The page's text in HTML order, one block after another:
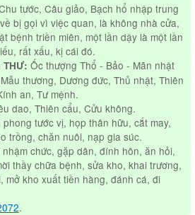
tước, Câu giảo, Bạch hổ nhập trung
bị gọi vì việc quan, là không nhà cửa,
bệnh triền miên, một lần dậy là một lần
rất xấu, kị cái đó.
THƯ: Ốc thượng Thổ - Bảo - Mãn nhật
thương, Dương đức, Thủ nhật, Thiên
an, Tư mệnh.
dao, Thiên cẩu, Cửu không.
tước vị, họp thân hữu, cắt may,
trồng, chăn nuôi, nạp gia súc.
chức, gặp dân, đính hôn, ăn hỏi,
thầy chữa bệnh, sửa kho, khai trương,
mở kho xuất tiền hàng, đánh cá, đi
.